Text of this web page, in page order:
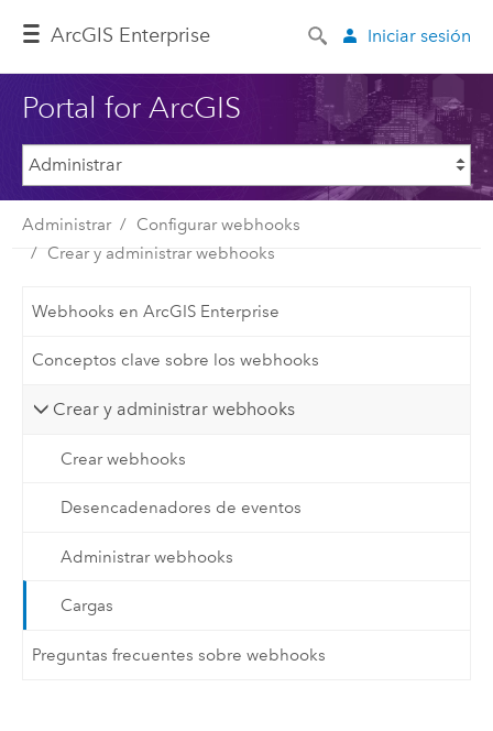
ArcGIS Enterprise Iniciar sesión
Portal for ArcGIS
Administrar
Configurar webhooks
Crear y administrar webhooks
Webhooks en ArcGIS Enterprise
Conceptos clave sobre los webhooks
Crear y administrar webhooks
Crear webhooks
Desencadenadores de eventos
Administrar webhooks
Cargas
Preguntas frecuentes sobre webhooks